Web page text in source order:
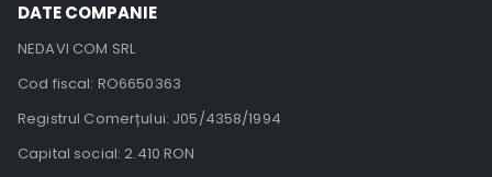
DATE COMPANIE
NEDAVI COM SRL
Cod fiscal: RO6650363
Registrul Comerțului: J05/4358/1994
Capital social: 2.410 RON